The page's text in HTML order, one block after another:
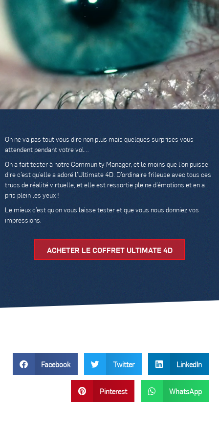
On ne va pas tout vous dire non plus mais quelques surprises vous
attendent pendant votre vol…
On a fait tester à notre Community Manager, et le moins que l’on puisse
dire c’est qu’elle a adoré l’Ultimate 4D. D’ordinaire frileuse avec tous ces
trucs de réalité virtuelle, et elle est ressortie pleine d’émotions et en a
pris plein les yeux !
Le mieux c’est qu’on vous laisse tester et que vous nous donniez vos
impressions.
ACHETER LE COFFRET ULTIMATE 4D
Facebook Twitter LinkedIn
Pinterest WhatsApp